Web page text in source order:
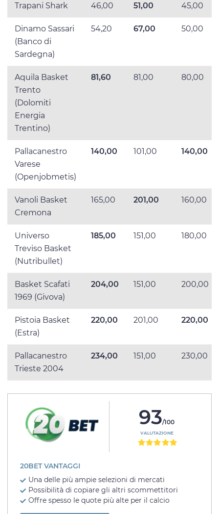
Trapani Shark 46,00 51,00 45,00
Dinamo Sassari
(Banco di
Sardegna)
54,20 67,00 50,00
Aquila Basket
Trento
(Dolomiti
Energia
Trentino)
81,60 81,00 80,00
Pallacanestro
Varese
(Openjobmetis)
140,00 101,00 140,00
Vanoli Basket
Cremona
165,00 201,00 160,00
Universo
Treviso Basket
(Nutribullet)
185,00 151,00 180,00
Basket Scafati
1969 (Givova)
204,00 151,00 200,00
Pistoia Basket
(Estra)
220,00 201,00 220,00
Pallacanestro
Trieste 2004
234,00 151,00 230,00
93/100
VALUTAZIONE
20BET VANTAGGI
Una delle più ampie selezioni di mercati
Possibilità di copiare gli altri scommettitori
Offre spesso le quote più alte per il calcio